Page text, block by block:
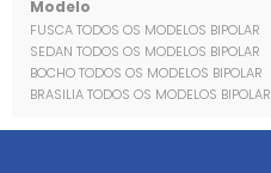
Modelo
FUSCA TODOS OS MODELOS BIPOLAR
SEDAN TODOS OS MODELOS BIPOLAR
BOCHO TODOS OS MODELOS BIPOLAR
BRASILIA TODOS OS MODELOS BIPOLAR